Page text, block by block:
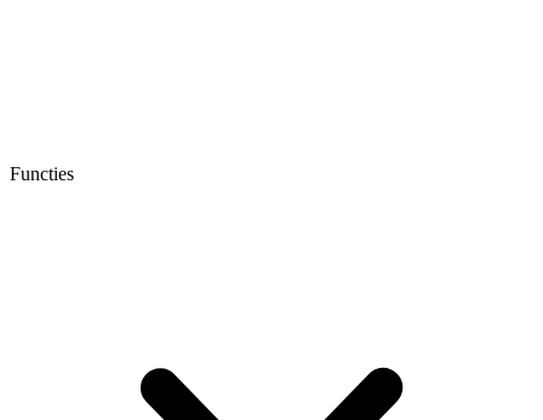
Functies